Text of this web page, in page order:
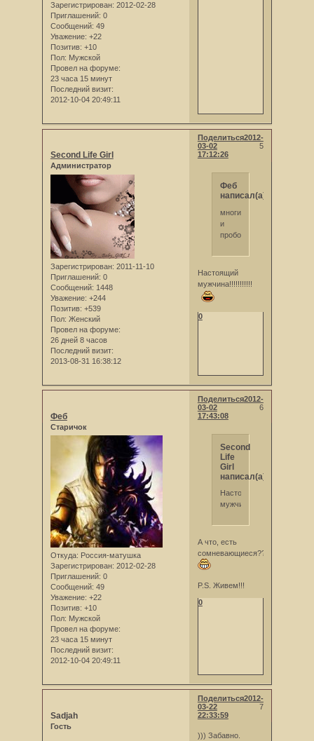
Зарегистрирован: 2012-02-28
Приглашений: 0
Сообщений: 49
Уважение: +22
Позитив: +10
Пол: Мужской
Провел на форуме:
23 часа 15 минут
Последний визит:
2012-10-04 20:49:11
Поделиться
5
2012-
03-02
17:12:26
Second Life Girl
Администратор
Зарегистрирован: 2011-11-10
Приглашений: 0
Сообщений: 1448
Уважение: +244
Позитив: +539
Пол: Женский
Провел на форуме:
26 дней 8 часов
Последний визит:
2013-08-31 16:38:12
Феб
написал(а):
многие
и
пробовал
Настоящий
мужчина!!!!!!!!!!!
0
Поделиться
6
2012-
03-02
17:43:08
Феб
Старичок
Откуда: Россия-матушка
Зарегистрирован: 2012-02-28
Приглашений: 0
Сообщений: 49
Уважение: +22
Позитив: +10
Пол: Мужской
Провел на форуме:
23 часа 15 минут
Последний визит:
2012-10-04 20:49:11
Second
Life
Girl
написал(а):
Настоящий
мужчина!!!!!!!!!!!
А что, есть
сомневающиеся???
P.S. Живем!!!
0
Поделиться
7
2012-
03-22
22:33:59
Sadjah
Гость
))) Забавно.